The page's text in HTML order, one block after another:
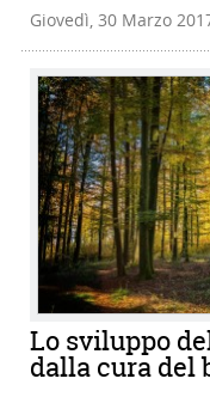
Giovedì, 30 Marzo
Lo sviluppo
dalla cura del